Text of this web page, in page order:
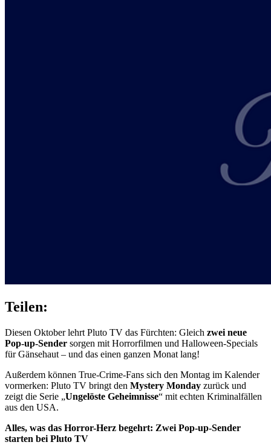
Teilen:
Diesen Oktober lehrt Pluto TV das Fürchten: Gleich zwei neue
Pop-up-Sender sorgen mit Horrorfilmen und Halloween-Specials
für Gänsehaut – und das einen ganzen Monat lang!
Außerdem können True-Crime-Fans sich den Montag im Kalender
vormerken: Pluto TV bringt den Mystery Monday zurück und
zeigt die Serie „Ungelöste Geheimnisse“ mit echten Kriminalfällen
aus den USA.
Alles, was das Horror-Herz begehrt: Zwei Pop-up-Sender
starten bei Pluto TV